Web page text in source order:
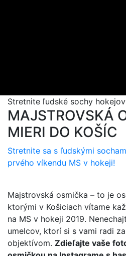
Stretnite ľudské sochy
MAJSTROVSKÁ
MIERI DO KOŠÍC
Stretnite sa s ľudskými
prvého víkendu MS v hokeji!
Majstrovská osmička – to je
ktorými v Košiciach vítame
na MS v hokeji 2019.
umelcov, ktorí si s vami radi
objektívom. Zdieľajte vaše